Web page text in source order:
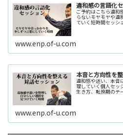
違和感の言語化
ご予約はこちら違和
らないモヤモヤや違
ていく短時間セッシ
www.enp.of-u.com
本音と方向性を
違和感や迷い、本音
理していく個人セッ
生き方、転換期のテ
www.enp.of-u.com